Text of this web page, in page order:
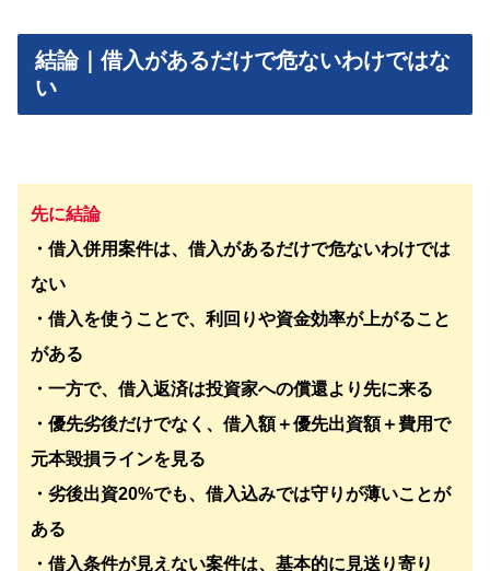
結論｜借入があるだけで危ないわけではな
い
先に結論
・借入併用案件は、借入があるだけで危ないわけでは
ない
・借入を使うことで、利回りや資金効率が上がること
がある
・一方で、借入返済は投資家への償還より先に来る
・優先劣後だけでなく、借入額＋優先出資額＋費用で
元本毀損ラインを見る
・劣後出資20%でも、借入込みでは守りが薄いことが
ある
・借入条件が見えない案件は、基本的に見送り寄り